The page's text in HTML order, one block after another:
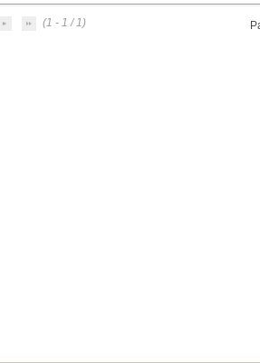
(1 - 1 / 1)